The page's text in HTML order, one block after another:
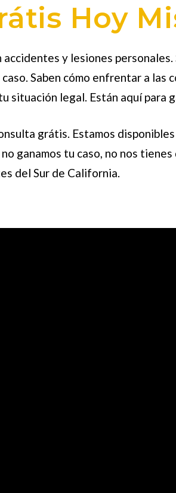
Hoy
y lesiones
Saben cómo enfrentar a las
situación legal. Están aquí para
grátis. Estamos
ganamos tu caso, no nos
del Sur de California.